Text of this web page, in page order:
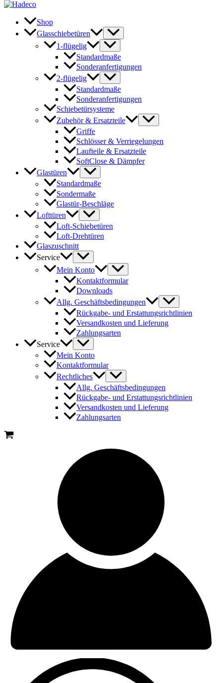
Shop
Glasschiebetüren
1-flügelig
Standardmaße
Sonderanfertigungen
2-flügelig
Standardmaße
Sonderanfertigungen
Schiebetürsysteme
Zubehör & Ersatzteile
Griffe
Schlösser & Verriegelungen
Laufteile & Ersatzteile
SoftClose & Dämpfer
Glastüren
Standardmaße
Sondermaße
Glastür-Beschläge
Lofttüren
Loft-Schiebetüren
Loft-Drehtüren
Glaszuschnitt
Service
Mein Konto
Kontaktformular
Downloads
Allg. Geschäftsbedingungen
Rückgabe- und Erstattungsrichtlinien
Versandkosten und Lieferung
Zahlungsarten
Service
Mein Konto
Kontaktformular
Rechtliches
Allg. Geschäftsbedingungen
Rückgabe- und Erstattungsrichtlinien
Versandkosten und Lieferung
Zahlungsarten